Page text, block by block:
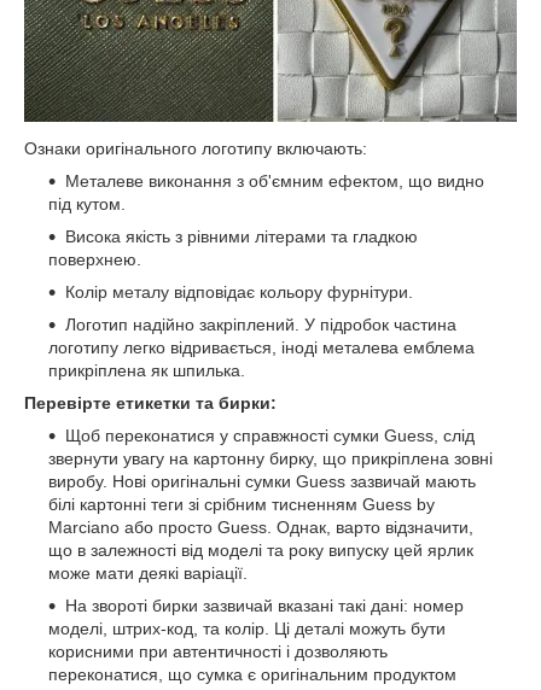
Ознаки оригінального логотипу включають:
Металеве виконання з об'ємним ефектом, що видно
під кутом.
Висока якість з рівними літерами та гладкою
поверхнею.
Колір металу відповідає кольору фурнітури.
Логотип надійно закріплений. У підробок частина
логотипу легко відривається, іноді металева емблема
прикріплена як шпилька.
Перевірте етикетки та бирки:
Щоб переконатися у справжності сумки Guess, слід
звернути увагу на картонну бирку, що прикріплена зовні
виробу. Нові оригінальні сумки Guess зазвичай мають
білі картонні теги зі срібним тисненням Guess by
Marciano або просто Guess. Однак, варто відзначити,
що в залежності від моделі та року випуску цей ярлик
може мати деякі варіації.
На звороті бирки зазвичай вказані такі дані: номер
моделі, штрих-код, та колір. Ці деталі можуть бути
корисними при автентичності і дозволяють
переконатися, що сумка є оригінальним продуктом